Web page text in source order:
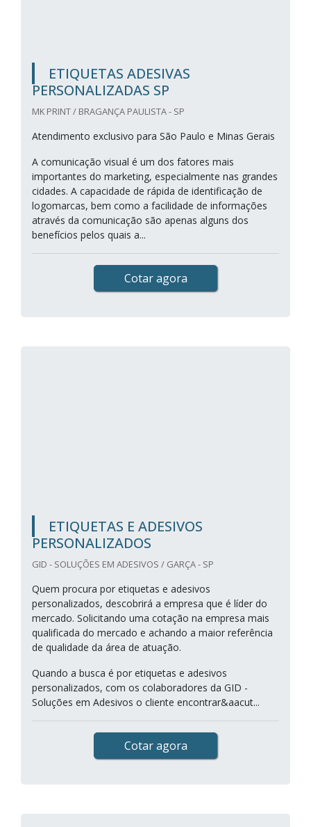
ETIQUETAS ADESIVAS
PERSONALIZADAS SP
MK PRINT / BRAGANÇA PAULISTA - SP
Atendimento exclusivo para São Paulo e Minas Gerais
A comunicação visual é um dos fatores mais
importantes do marketing, especialmente nas grandes
cidades. A capacidade de rápida de identificação de
logomarcas, bem como a facilidade de informações
através da comunicação são apenas alguns dos
benefícios pelos quais a...
Cotar agora
ETIQUETAS E ADESIVOS
PERSONALIZADOS
GID - SOLUÇÕES EM ADESIVOS / GARÇA - SP
Quem procura por etiquetas e adesivos
personalizados, descobrirá a empresa que é líder do
mercado. Solicitando uma cotação na empresa mais
qualificada do mercado e achando a maior referência
de qualidade da área de atuação.
Quando a busca é por etiquetas e adesivos
personalizados, com os colaboradores da GID -
Soluções em Adesivos o cliente encontrar&aacut...
Cotar agora